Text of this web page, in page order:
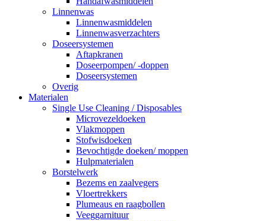
Linnenwas
Linnenwasmiddelen
Linnenwasverzachters
Doseersystemen
Aftapkranen
Doseerpompen/ -doppen
Doseersystemen
Overig
Materialen
Single Use Cleaning / Disposables
Microvezeldoeken
Vlakmoppen
Stofwisdoeken
Bevochtigde doeken/ moppen
Hulpmaterialen
Borstelwerk
Bezems en zaalvegers
Vloertrekkers
Plumeaus en raagbollen
Veeggarnituur